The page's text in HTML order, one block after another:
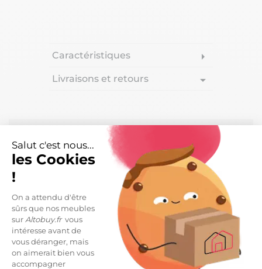
Salut c'est nous...
les Cookies
!
On a attendu d'être
sûrs que nos meubles
sur Altobuy.frvous
intéresse avant de
vous déranger, mais
on aimerait bien vous
accompagner
Caractéristiques arrow_right
Livraisons et retours arrow_drop_down
Jeu de 4 pieds H20cm Blanc pour sommier
tapissier.
Structure en hêtre massif, finition laquée coloris
blanc.
100% compatible avec les sommiers tapissiers
AltoBox, AltoFlex et AltoDéco.
Dimensions : Ø6 x H20 cm.
Diamètre tige filetée : 8 mm.